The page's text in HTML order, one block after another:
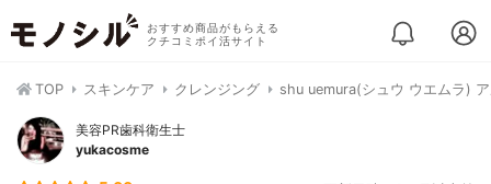
おすすめ商品がもらえる
クチコミポイ活サイト
TOP スキンケア クレンジング shu uemura(シュウ ウエムラ)
美容PR歯科衛生士
yukacosme